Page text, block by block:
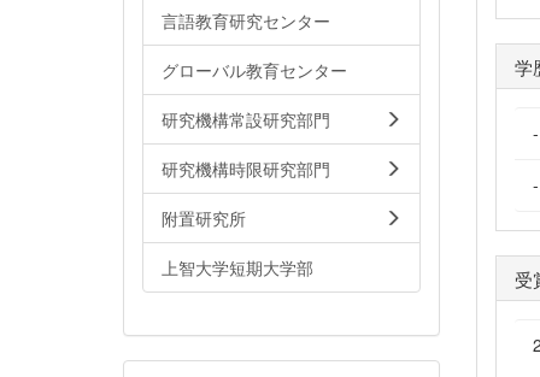
学
受
言語教育研究センター
グローバル教育センター
研究機構常設研究部門
研究機構時限研究部門
附置研究所
上智大学短期大学部